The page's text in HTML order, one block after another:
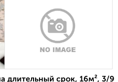
длительный срок, 16м², 3/9